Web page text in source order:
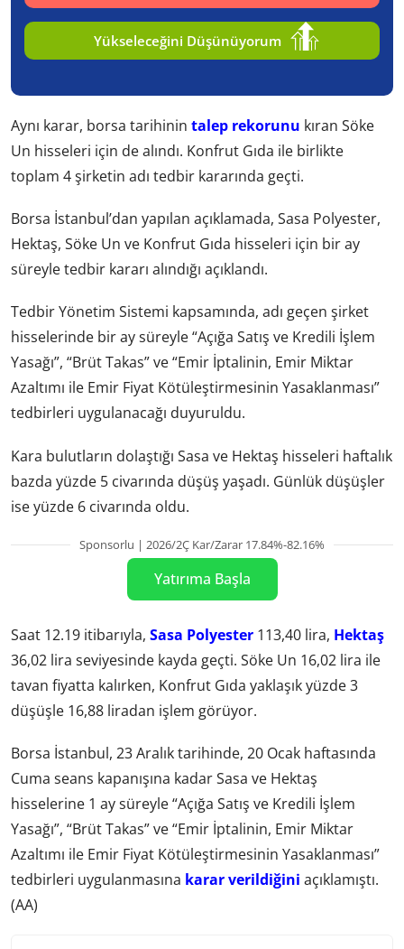
Yükseleceğini Düşünüyorum
Aynı karar, borsa tarihinin talep rekorunu kıran Söke
Un hisseleri için de alındı. Konfrut Gıda ile birlikte
toplam 4 şirketin adı tedbir kararında geçti.
Borsa İstanbul’dan yapılan açıklamada, Sasa Polyester,
Hektaş, Söke Un ve Konfrut Gıda hisseleri için bir ay
süreyle tedbir kararı alındığı açıklandı.
Tedbir Yönetim Sistemi kapsamında, adı geçen şirket
hisselerinde bir ay süreyle “Açığa Satış ve Kredili İşlem
Yasağı”, “Brüt Takas” ve “Emir İptalinin, Emir Miktar
Azaltımı ile Emir Fiyat Kötüleştirmesinin Yasaklanması”
tedbirleri uygulanacağı duyuruldu.
Kara bulutların dolaştığı Sasa ve Hektaş hisseleri haftalık
bazda yüzde 5 civarında düşüş yaşadı. Günlük düşüşler
ise yüzde 6 civarında oldu.
Sponsorlu | 2026/2Ç Kar/Zarar 17.84%-82.16%
Yatırıma Başla
Saat 12.19 itibarıyla, Sasa Polyester 113,40 lira, Hektaş
36,02 lira seviyesinde kayda geçti. Söke Un 16,02 lira ile
tavan fiyatta kalırken, Konfrut Gıda yaklaşık yüzde 3
düşüşle 16,88 liradan işlem görüyor.
Borsa İstanbul, 23 Aralık tarihinde, 20 Ocak haftasında
Cuma seans kapanışına kadar Sasa ve Hektaş
hisselerine 1 ay süreyle “Açığa Satış ve Kredili İşlem
Yasağı”, “Brüt Takas” ve “Emir İptalinin, Emir Miktar
Azaltımı ile Emir Fiyat Kötüleştirmesinin Yasaklanması”
tedbirleri uygulanmasına karar verildiğini açıklamıştı.
(AA)